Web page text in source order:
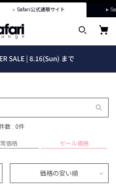
Safari公式通販サイト
数 : 0件
価格 セール価格
価格の安い順